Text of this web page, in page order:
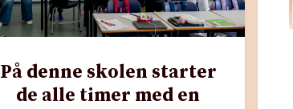
På denne skolen starter
de alle timer med en